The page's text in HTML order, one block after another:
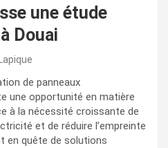
une étude
Douai
de panneaux
une opportunité en matière
à la nécessité croissante de
et de réduire l’empreinte
en quête de solutions